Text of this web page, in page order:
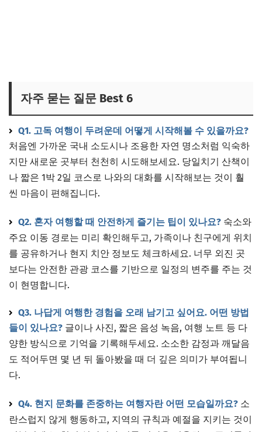
자주 묻는 질문 Best 6
Q1. 고독 여행이 두려운데 어떻게 시작해볼 수 있을까요?
처음엔 가까운 국내 소도시나 조용한 자연 명소처럼 익숙하
지만 새로운 곳부터 천천히 시도해보세요. 당일치기 산책이
나 짧은 1박 2일 코스로 나와의 대화를 시작해보는 것이 훨
씬 마음이 편해집니다.
Q2. 혼자 여행할 때 안전하게 즐기는 팁이 있나요? 숙소와
주요 이동 경로는 미리 확인해두고, 가족이나 친구에게 위치
를 공유하거나 현지 치안 정보도 체크하세요. 너무 외진 곳
보다는 안전한 관광 코스를 기반으로 일정의 변주를 주는 것
이 현명합니다.
Q3. 나답게 여행한 경험을 오래 남기고 싶어요. 어떤 방법
들이 있나요? 글이나 사진, 짧은 음성 녹음, 여행 노트 등 다
양한 방식으로 기억을 기록해두세요. 소소한 감정과 깨달음
도 적어두면 몇 년 뒤 돌아봤을 때 더 깊은 의미가 부여됩니
다.
Q4. 현지 문화를 존중하는 여행자란 어떤 모습일까요? 소
란스럽지 않게 행동하고, 지역의 규칙과 예절을 지키는 것이